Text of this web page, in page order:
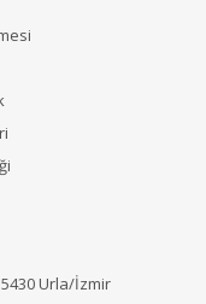
Urla/İzmir